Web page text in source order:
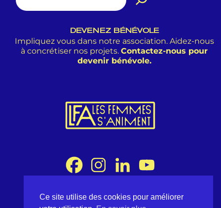
DEVENEZ BÉNÉVOLE
Impliquez vous dans notre association. Aidez-nous
à concrétiser nos projets. Contactez-nous pour
devenir bénévole.
Association Les Femmes s'Animent
Ce site utilise des cookies pour améliorer